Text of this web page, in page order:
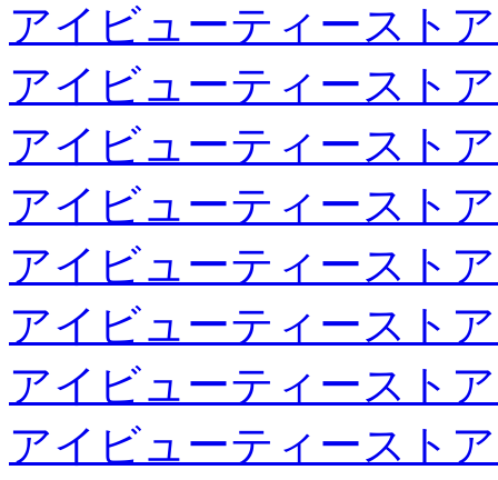
アイビューティースト
アイビューティースト
アイビューティースト
アイビューティースト
アイビューティースト
アイビューティースト
アイビューティースト
アイビューティースト